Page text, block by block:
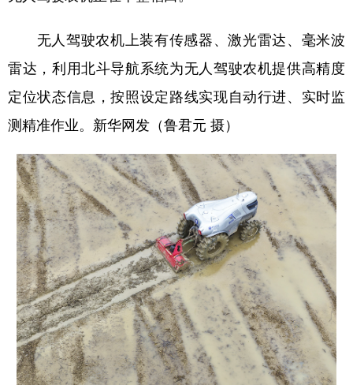
公益 一带一路 亚太网 上市公司
文化产业
地方频道
北京 天津 河北 山西
辽宁 吉林 上海
浙江 安徽 福建 江西
山东 河南 湖北 湖南
广东 广西 海南 重庆
四川 贵州 云南 西藏
陕西 甘肃 青海 宁夏
无人驾驶农机上装有传感器、激光雷达、毫米波
雷达，利用北斗导航系统为无人驾驶农机提供高精度
定位状态信息，按照设定路线实现自动行进、实时监
测精准作业。新华网发（鲁君元 摄）